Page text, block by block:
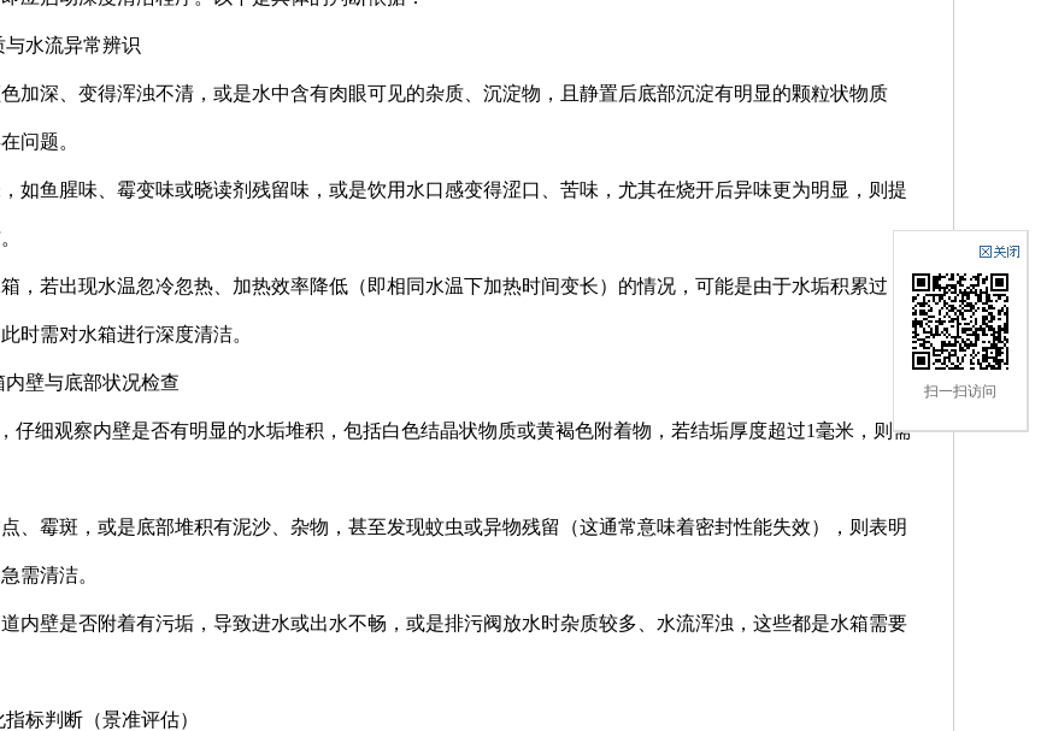
水流异常辨识
加深、变得浑浊不清，或是水中含有肉眼可见的杂质、沉淀物，且静置后底部沉淀有明显的颗粒状物质
问题。
如鱼腥味、霉变味或晓读剂残留味，或是饮用水口感变得涩口、苦味，尤其在烧开后异味更为明显，则提
，若出现水温忽冷忽热、加热效率降低（即相同水温下加热时间变长）的情况，可能是由于水垢积累过
时需对水箱进行深度清洁。
壁与底部状况检查
仔细观察内壁是否有明显的水垢堆积，包括白色结晶状物质或黄褐色附着物，若结垢厚度超过1毫米，则需
、霉斑，或是底部堆积有泥沙、杂物，甚至发现蚊虫或异物残留（这通常意味着密封性能失效），则表明
需清洁。
内壁是否附着有污垢，导致进水或出水不畅，或是排污阀放水时杂质较多、水流浑浊，这些都是水箱需要
标判断（景准评估）
扫一扫访问